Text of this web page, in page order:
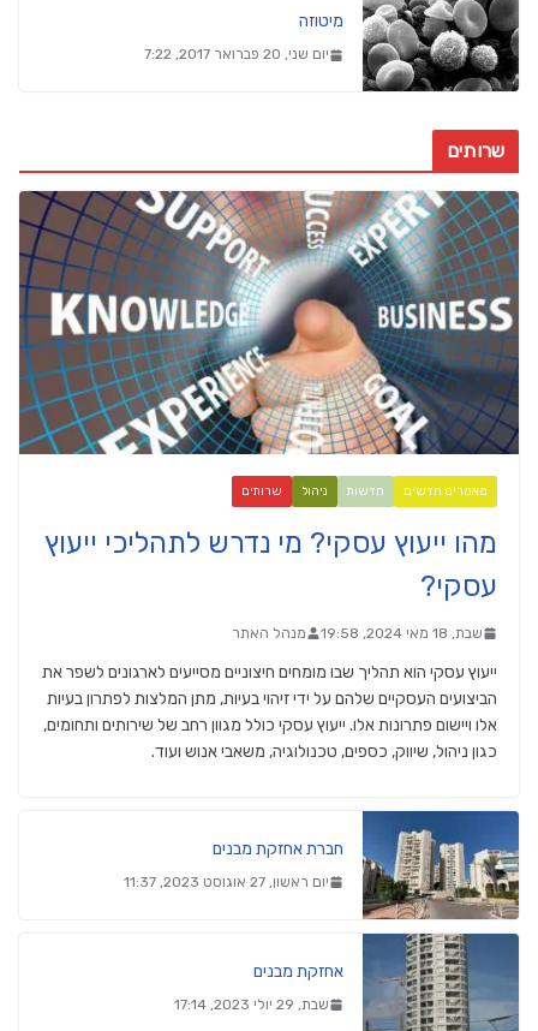
מיטוזה
יום שני, 20 פברואר 2017, 7:22
שרותים
מאמרים חדשים חדשות ניהול שרותים
מהו ייעוץ עסקי? מי נדרש לתהליכי ייעוץ
עסקי?
שבת, 18 מאי 2024, 19:58 מנהל האתר
ייעוץ עסקי הוא תהליך שבו מומחים חיצוניים מסייעים לארגונים לשפר את
הביצועים העסקיים שלהם על ידי זיהוי בעיות, מתן המלצות לפתרון בעיות
אלו ויישום פתרונות אלו. ייעוץ עסקי כולל מגוון רחב של שירותים ותחומים,
כגון ניהול, שיווק, כספים, טכנולוגיה, משאבי אנוש ועוד.
חברת אחזקת מבנים
יום ראשון, 27 אוגוסט 2023, 11:37
אחזקת מבנים
שבת, 29 יולי 2023, 17:14